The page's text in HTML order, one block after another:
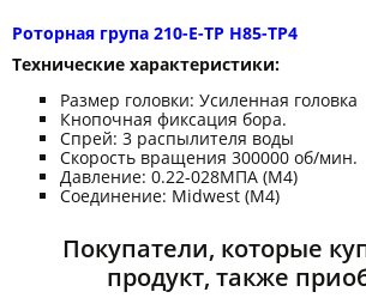
Роторная група 210-E-TP H85-TP4
Технические характеристики:
Размер головки: Усиленная головка
Кнопочная фиксация бора.
Спрей: 3 распылителя воды
Скорость вращения 300000 об/мин.
Давление: 0.22-028МПА (M4)
Соединение: Midwest (M4)
Покупатели, которые
продукт, также